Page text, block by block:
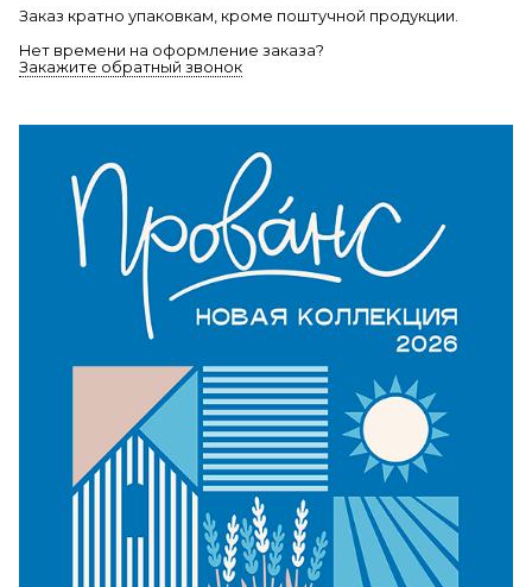
Заказ кратно упаковкам, кроме поштучной продукции.
Нет времени на оформление заказа?
Закажите обратный звонок